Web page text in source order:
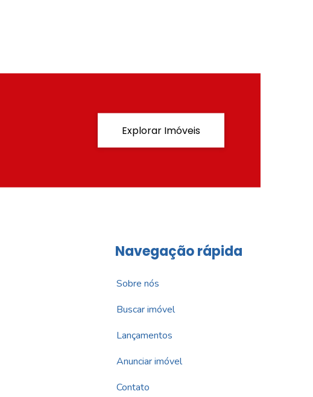
Explorar Imóveis
Navegação rápida
Sobre nós
Buscar imóvel
Lançamentos
Anunciar imóvel
Contato